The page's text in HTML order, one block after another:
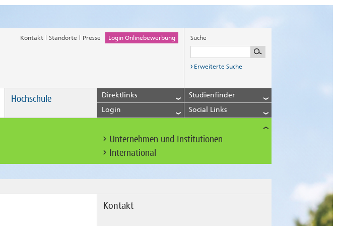
Kontakt Standorte Presse Login Onlinebewerbung Suche
Erweiterte Suche
Hochschule Direktlinks
Studienfinder
Login
Social Links
Unternehmen und Institutionen
International
Kontakt